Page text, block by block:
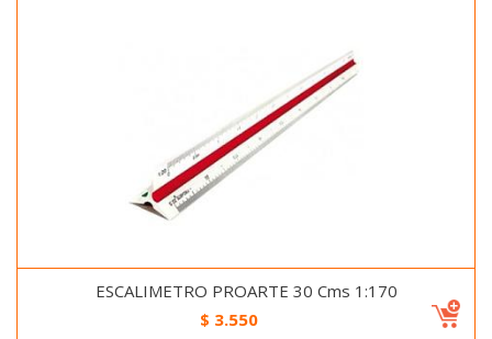
ESCALIMETRO PROARTE 30 Cms 1:170
$ 3.550